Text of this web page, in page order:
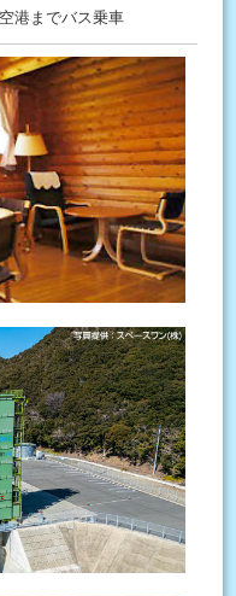
港までバス乗車